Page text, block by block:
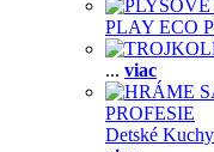
PLAY ECO
... viac
PROFESIE
Detské